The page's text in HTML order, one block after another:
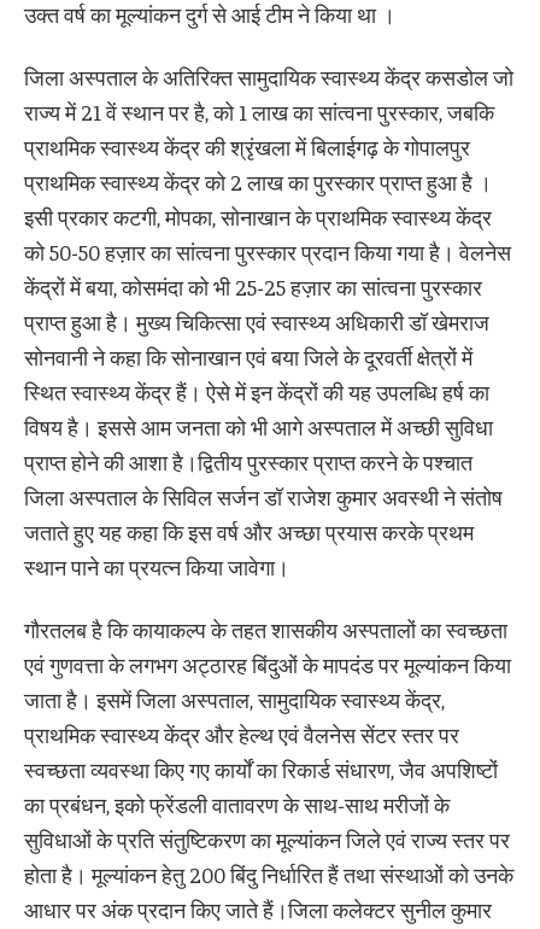
उक्त वर्ष का मूल्यांकन दुर्ग से आई टीम ने किया था ।
जिला अस्पताल के अतिरिक्त सामुदायिक स्वास्थ्य केंद्र कसडोल जो
राज्य में 21 वें स्थान पर है, को 1 लाख का सांत्वना पुरस्कार, जबकि
प्राथमिक स्वास्थ्य केंद्र की श्रृंखला में बिलाईगढ़ के गोपालपुर
प्राथमिक स्वास्थ्य केंद्र को 2 लाख का पुरस्कार प्राप्त हुआ है ।
इसी प्रकार कटगी, मोपका, सोनाखान के प्राथमिक स्वास्थ्य केंद्र
को 50-50 हज़ार का सांत्वना पुरस्कार प्रदान किया गया है। वेलनेस
केंद्रों में बया, कोसमंदा को भी 25-25 हज़ार का सांत्वना पुरस्कार
प्राप्त हुआ है। मुख्य चिकित्सा एवं स्वास्थ्य अधिकारी डॉ खेमराज
सोनवानी ने कहा कि सोनाखान एवं बया जिले के दूरवर्ती क्षेत्रों में
स्थित स्वास्थ्य केंद्र हैं। ऐसे में इन केंद्रों की यह उपलब्धि हर्ष का
विषय है। इससे आम जनता को भी आगे अस्पताल में अच्छी सुविधा
प्राप्त होने की आशा है।द्वितीय पुरस्कार प्राप्त करने के पश्चात
जिला अस्पताल के सिविल सर्जन डॉ राजेश कुमार अवस्थी ने संतोष
जताते हुए यह कहा कि इस वर्ष और अच्छा प्रयास करके प्रथम
स्थान पाने का प्रयत्न किया जावेगा।
गौरतलब है कि कायाकल्प के तहत शासकीय अस्पतालों का स्वच्छता
एवं गुणवत्ता के लगभग अट्ठारह बिंदुओं के मापदंड पर मूल्यांकन किया
जाता है। इसमें जिला अस्पताल, सामुदायिक स्वास्थ्य केंद्र,
प्राथमिक स्वास्थ्य केंद्र और हेल्थ एवं वैलनेस सेंटर स्तर पर
स्वच्छता व्यवस्था किए गए कार्यों का रिकार्ड संधारण, जैव अपशिष्टों
का प्रबंधन, इको फ्रेंडली वातावरण के साथ-साथ मरीजों के
सुविधाओं के प्रति संतुष्टिकरण का मूल्यांकन जिले एवं राज्य स्तर पर
होता है। मूल्यांकन हेतु 200 बिंदु निर्धारित हैं तथा संस्थाओं को उनके
आधार पर अंक प्रदान किए जाते हैं।जिला कलेक्टर सुनील कुमार